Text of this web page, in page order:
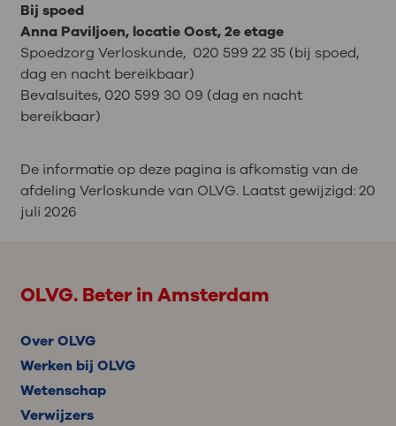
Bij spoed
Anna Paviljoen, locatie Oost, 2e etage
Spoedzorg Verloskunde, 020 599 22 35 (bij spoed,
dag en nacht bereikbaar)
Bevalsuites, 020 599 30 09 (dag en nacht
bereikbaar)
De informatie op deze pagina is afkomstig van de
afdeling Verloskunde van OLVG. Laatst gewijzigd:20
juli 2026
OLVG. Beter in Amsterdam
Over OLVG
Werken bij OLVG
Wetenschap
Verwijzers